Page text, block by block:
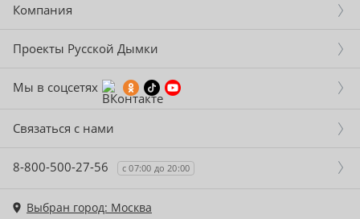
Компания
Проекты Русской Дымки
Мы в соцсетях
Связаться с нами
8-800-500-27-56 с 07:00 до 20:00
Выбран город: Москва